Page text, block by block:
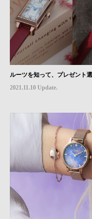
ルーツを知って、プレゼント
2021.11.10 Update.